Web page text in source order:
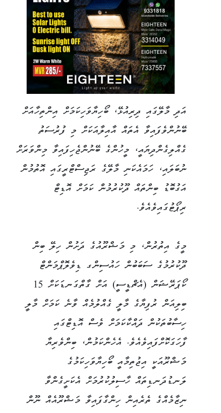
އަދި މާލޭގައި ދިރިއުޅޭ، ބޯހިޔާވަހިކަމަށް އިންތިހާއަށް
ބޭނުންވެފައިވާ އެތައް އާއިލާއަކަށް މި ފުރުސަތު
ގެއްލިގެންދިޔައީ، މީހުންގެ ބޭނުންޖެހިފައިވާ މިންވަރަށް
ނުބަލައި، ހަމައެކަނި މާލޭގެ ރަޖިސްޓްރީގައި އޮތުމުން
އަގުބޮޑު ބިންތައް ދޫކުރުމުން ކަމަށް އޮޑިޓް
ރިޕޯޓުގައިވެއެވެ.
މީގެ އިތުރުން، މި މަޝްރޫއުގެ ދަށުން ހިލޭ ބިން
ދޫކުރުމުގެ ސަބަބުން ހައުސިންގ ޑިވެލޮޕްމަންޓް
ކޯޕަރޭޝަން (އެޗްޑީސީ) އަށް ގާތްގަނޑަކަށް 15
ބިލިއަން ރުފިޔާގެ މާލީ ގެއްލުމެއް ވާނެ ކަމަށް މާލީ
ހިސާބުތަކުން ދައްކާކަމަށް ވެސް އޮޑިޓްގައި
ފާހަގަކޮށްފައިވެއެވެ. އެހެންކަމުން، ބިންވެރިޔާ
މަޝްރޫއަކީ އިޖުތިމާއީ ބޯހިޔާވަހިކަމުގެ
ލަނޑުދަނޑިތައް ހާސިލުކުރުމަށް އެކަށީގެންވާ
ނިޒާމެއްގެ ތެރެއިން ހިންގާފައިވާ މަޝްރޫއެއް ނޫން